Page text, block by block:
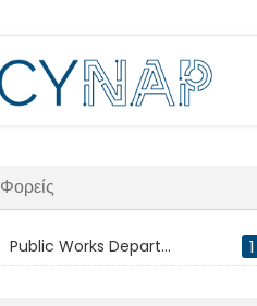
Φορείς
Public Works Depart... 1